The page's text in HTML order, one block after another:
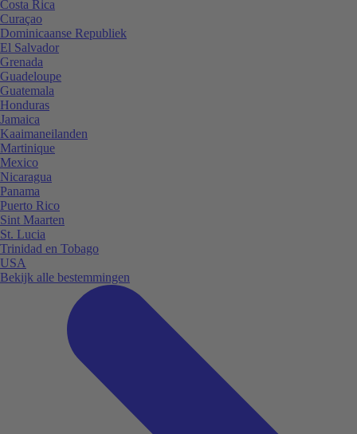
Costa Rica
Curaçao
Dominicaanse Republiek
El Salvador
Grenada
Guadeloupe
Guatemala
Honduras
Jamaica
Kaaimaneilanden
Martinique
Mexico
Nicaragua
Panama
Puerto Rico
Sint Maarten
St. Lucia
Trinidad en Tobago
USA
Bekijk alle bestemmingen